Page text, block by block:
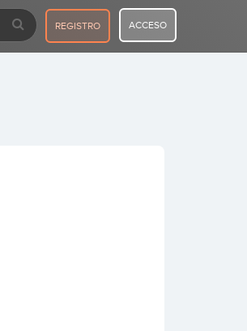
REGISTRO ACCESO